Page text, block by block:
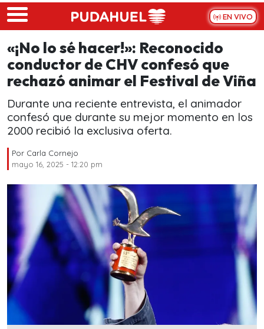
Skip to main content
EN VIVO
«¡No lo sé hacer!»: Reconocido
conductor de CHV confesó que
rechazó animar el Festival de Viña
Durante una reciente entrevista, el animador
confesó que durante su mejor momento en los
2000 recibió la exclusiva oferta.
Por Carla Cornejo
mayo 16, 2025 - 12:20 pm